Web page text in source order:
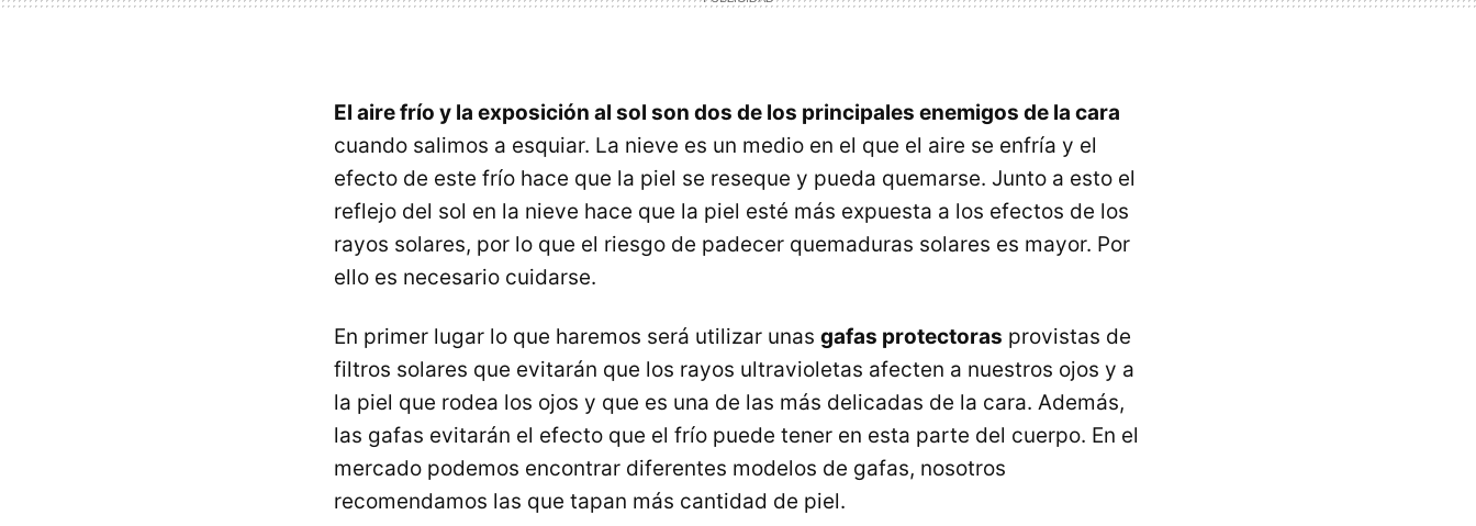
El aire frío y la exposición al sol son dos de los principales enemigos de la cara
cuando salimos a esquiar. La nieve es un medio en el que el aire se enfría y el
efecto de este frío hace que la piel se reseque y pueda quemarse. Junto a esto el
reflejo del sol en la nieve hace que la piel esté más expuesta a los efectos de los
rayos solares, por lo que el riesgo de padecer quemaduras solares es mayor. Por
ello es necesario cuidarse.
En primer lugar lo que haremos será utilizar unas gafas protectoras provistas de
filtros solares que evitarán que los rayos ultravioletas afecten a nuestros ojos y a
la piel que rodea los ojos y que es una de las más delicadas de la cara. Además,
las gafas evitarán el efecto que el frío puede tener en esta parte del cuerpo. En el
mercado podemos encontrar diferentes modelos de gafas, nosotros
recomendamos las que tapan más cantidad de piel.